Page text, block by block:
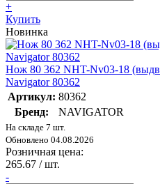
+
Купить
Новинка
Нож 80 362 NHT-Nv03-18
Navigator 80362
Артикул: 80362
Бренд:
NAVIGATOR
На складе 7 шт.
Обновлено 04.08.2026
Розничная цена:
265.67 / шт.
-